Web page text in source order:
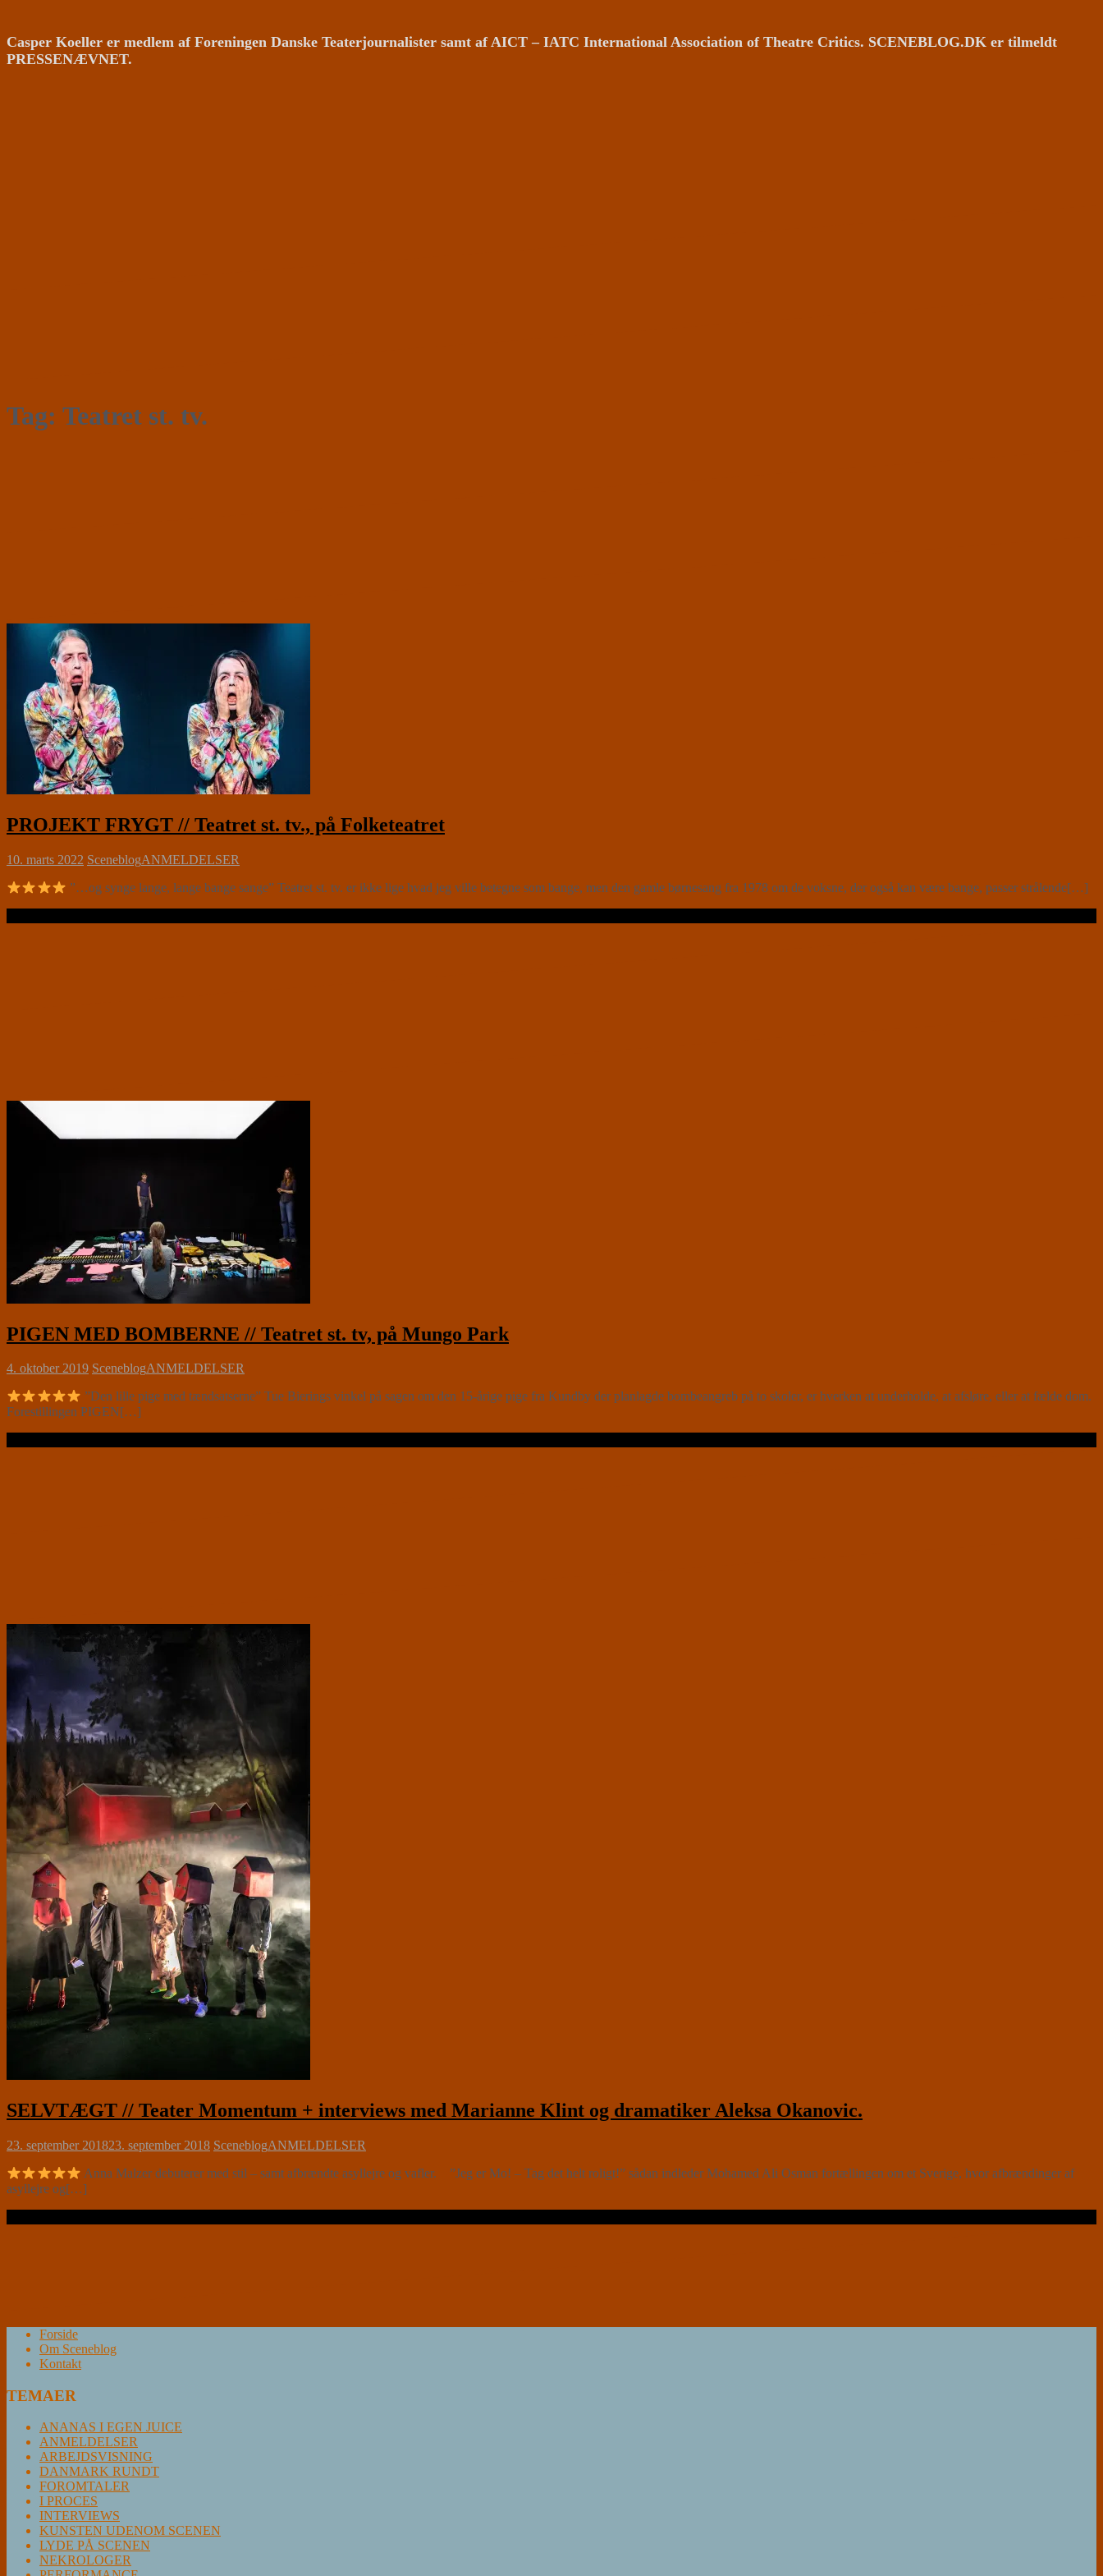
Casper Koeller er medlem af Foreningen Danske Teaterjournalister samt af AICT – IATC International Association of Theatre Critics. SCENEBLOG.DK er tilmeldt
PRESSENÆVNET.
Tag: Teatret st. tv.
PROJEKT FRYGT // Teatret st. tv., på Folketeatret
10. marts 2022 SceneblogANMELDELSER
”…og synge lange, lange bange sange” Teatret st. tv. er ikke lige hvad jeg ville betegne som bange, men den gamle børnesang fra 1978 om de voksne, der også kan være bange, passer strålende[…]
PIGEN MED BOMBERNE // Teatret st. tv, på Mungo Park
4. oktober 2019 SceneblogANMELDELSER
”Den lille pige med tændsatserne” Tue Bierings vinkel på sagen om den 15-årige pige fra Kundby der planlagde bombeangreb på to skoler, er hverken at underholde, at afsløre, eller at fælde dom.
Forestillingen PIGEN[…]
SELVTÆGT // Teater Momentum + interviews med Marianne Klint og dramatiker Aleksa Okanovic.
23. september 201823. september 2018 SceneblogANMELDELSER
Anna Malzer debuterer med stil – samt afbrændte asyllejre og vafler. ”Jeg er Mo! – Tag det helt roligt!” sådan indleder Mohamed Ali Osman fortællingen om et Sverige, hvor afbrændinger af
asyllejre og[…]
Forside
Om Sceneblog
Kontakt
TEMAER
ANANAS I EGEN JUICE
ANMELDELSER
ARBEJDSVISNING
DANMARK RUNDT
FOROMTALER
I PROCES
INTERVIEWS
KUNSTEN UDENOM SCENEN
LYDE PÅ SCENEN
NEKROLOGER